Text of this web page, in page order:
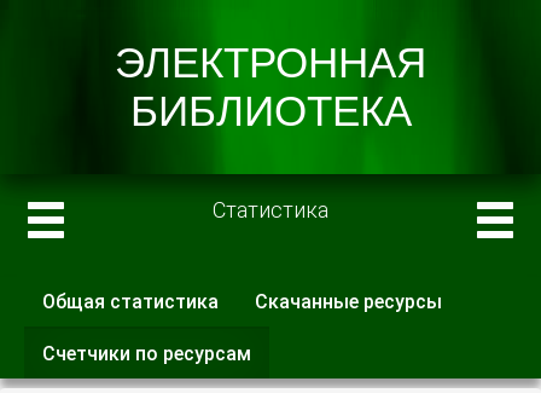
Статистика
Главные вкладки
Общая статистика Скачанные ресурсы
Счетчики по ресурсам
вкладка)